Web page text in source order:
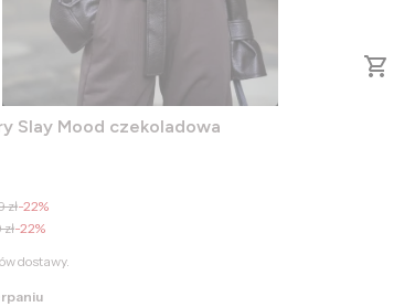
Kurtka z ekoskóry Slay Mood czekoladowa
zł-22%
-22%
dostawy.